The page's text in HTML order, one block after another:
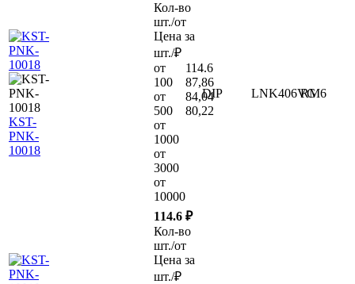
KST-
PNK-
10018
Кол-во
шт./от
Цена за
шт./₽
от
100
от
500
от
1000
от
3000
от
10000
114.6
87,86
84,04
80,22
DIP LNK406VG
RM6
114.6 ₽
Кол-во
шт./от
Цена за
шт./₽